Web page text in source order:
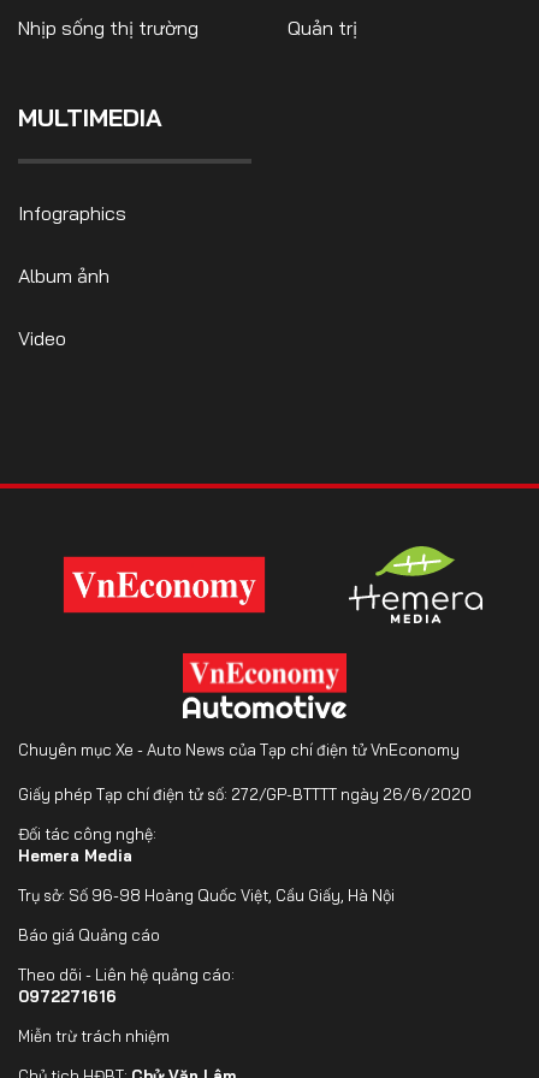
FOLLOW US
0972271616
Nhịp sống thị trường Quản trị
MULTIMEDIA
Infographics
Album ảnh
Video
Chuyên mục Xe - Auto News của Tạp chí điện tử VnEconomy
Giấy phép Tạp chí điện tử số: 272/GP-BTTTT ngày 26/6/2020
Đối tác công nghệ:
Hemera Media
Trụ sở: Số 96-98 Hoàng Quốc Việt, Cầu Giấy, Hà Nội
Báo giá Quảng cáo
Theo dõi - Liên hệ quảng cáo:
0972271616
Miễn trừ trách nhiệm